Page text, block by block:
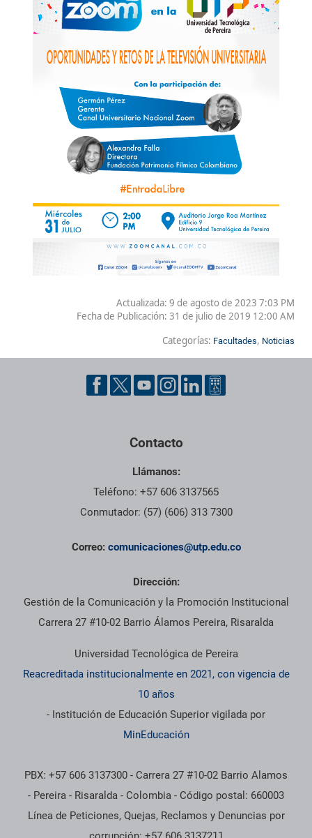
Actualizada: 9 de agosto de 2023 7:03 PM
Fecha de Publicación: 31 de julio de 2019 12:00 AM
Categorías: Facultades, Noticias
Contacto
Llámanos:
Teléfono: +57 606 3137565
Conmutador: (57) (606) 313 7300
Correo: comunicaciones@utp.edu.co
Dirección:
Gestión de la Comunicación y la Promoción Institucional
Carrera 27 #10-02 Barrio Álamos Pereira, Risaralda
Universidad Tecnológica de Pereira
Reacreditada institucionalmente en 2021, con vigencia de
10 años
- Institución de Educación Superior vigilada por
MinEducación
PBX: +57 606 3137300 - Carrera 27 #10-02 Barrio Alamos
- Pereira - Risaralda - Colombia - Código postal: 660003
Línea de Peticiones, Quejas, Reclamos y Denuncias por